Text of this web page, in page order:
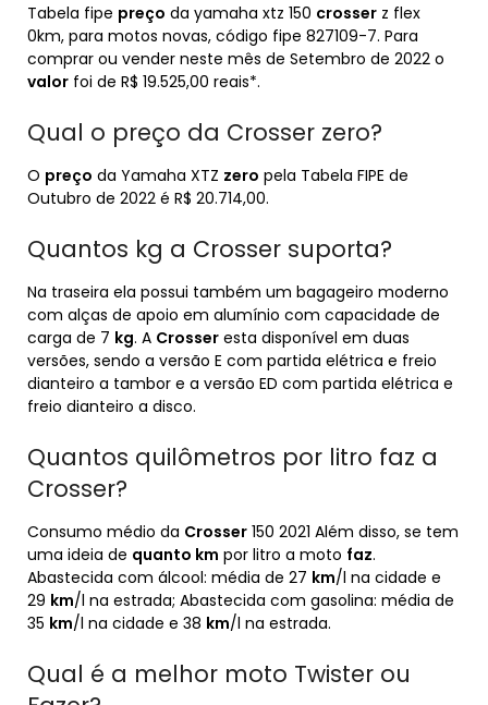
Tabela fipe preço da yamaha xtz 150 crosser z flex
0km, para motos novas, código fipe 827109-7. Para
comprar ou vender neste mês de Setembro de 2022 o
valor foi de R$ 19.525,00 reais*.
Qual o preço da Crosser zero?
O preço da Yamaha XTZ zero pela Tabela FIPE de
Outubro de 2022 é R$ 20.714,00.
Quantos kg a Crosser suporta?
Na traseira ela possui também um bagageiro moderno
com alças de apoio em alumínio com capacidade de
carga de 7 kg. A Crosser esta disponível em duas
versões, sendo a versão E com partida elétrica e freio
dianteiro a tambor e a versão ED com partida elétrica e
freio dianteiro a disco.
Quantos quilômetros por litro faz a
Crosser?
Consumo médio da Crosser 150 2021 Além disso, se tem
uma ideia de quanto km por litro a moto faz.
Abastecida com álcool: média de 27 km/l na cidade e
29 km/l na estrada; Abastecida com gasolina: média de
35 km/l na cidade e 38 km/l na estrada.
Qual é a melhor moto Twister ou